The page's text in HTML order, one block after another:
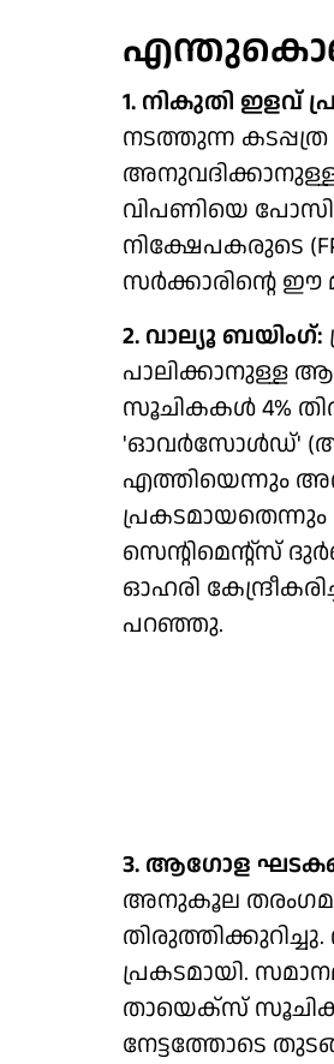
1. നികുതി ഇളവ്
നടത്തുന്ന
അനുവദിക്കാനുള്ള
വിപണിയെ
നിക്ഷേപകരുടെ
സർക്കാരിന്റെ ഈ
2. വാല്യൂ ബയിം​ഗ്:
പാലിക്കാനുള്ള
സൂചികകൾ 4%
'ഓവർസോൾഡ്'
എത്തിയെന്നും
സെന്റിമെന്റ്സ്
ഓഹരി
പറഞ്ഞു.
3. ആ​ഗോള
അനുകൂല
പ്രകടമായി.
തായെക്സ്
നേട്ടത്തോടെ